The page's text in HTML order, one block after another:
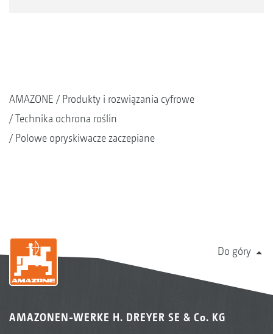
Zbiornik DirectInject ze zintegrowanym sitem dla
łatwego i bezpiecznego napełniania
AMAZONE
Produkty i rozwiązania cyfrowe
Technika ochrona roślin
Polowe opryskiwacze zaczepiane
Do góry
AMAZONEN-WERKE H. DREYER SE & Co. KG